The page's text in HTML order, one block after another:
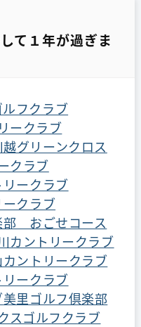
て１年が過ぎま
フクラブ
ークラブ
越グリーンクロス
クラブ
ークラブ
クラブ
部 おごせコース
カントリークラブ
ントリークラブ
ークラブ
美里ゴルフ倶楽部
スゴルフクラブ